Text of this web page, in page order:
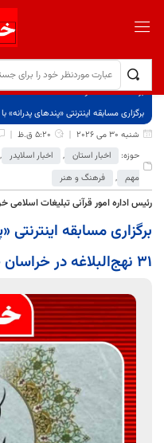
برگ نخست
نوشته‌ها
برگزاری مسابقه اینترنتی «پندهای پدرانه» با محوریت نامه ۳۱
شنبه 30 می 2026
5:20 ق.ظ
حوزه:
اخبار استان , اخبار اسلایدر ,
مهم , فرهنگ و هنر
رئیس اداره امور قرآنی تبلیغات اسلامی
برگزاری مسابقه
۳۱ نهج‌البلاغه در خراسان جنوبی